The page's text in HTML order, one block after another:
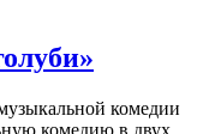
комедии